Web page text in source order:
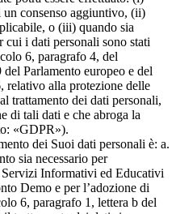
un consenso aggiuntivo, (ii)
o (iii) quando sia
i dati personali sono stati
6, paragrafo 4, del
Parlamento europeo e del
relativo alla protezione delle
trattamento dei dati personali,
di tali dati e che abroga la
«GDPR»).
dei Suoi dati personali è: a.
sia necessario per
Informativi ed Educativi
Demo e per l’adozione di
6, paragrafo 1, lettera b del